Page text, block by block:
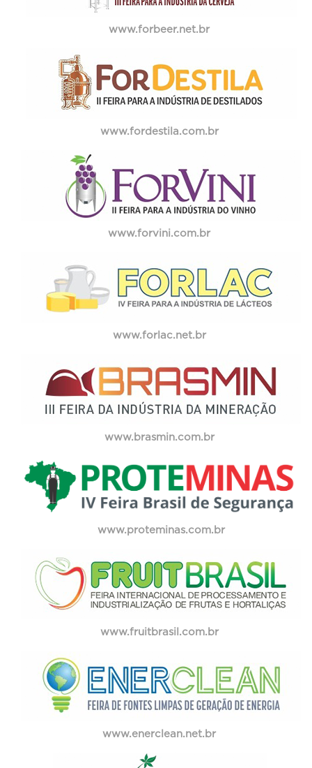
www.forbeer.net.br
www.fordestila.com.br
www.forvini.com.br
www.forlac.net.br
www.brasmin.com.br
www.proteminas.com.br
www.fruitbrasil.com.br
www.enerclean.net.br